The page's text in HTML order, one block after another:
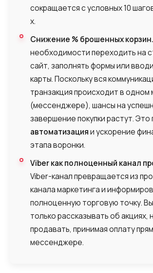
сокращается с условных 10
х.
Снижение % брошенных корзин.
необходимости переходить на
сайт, заполнять формы или
карты. Поскольку вся
транзакция происходит в одном
(мессенджере), шансы на
завершение покупки растут. Это
автоматизацияи ускорение
этапа воронки.
Viber как полноценный канал
Viber-канал превращается из
канала маркетинга и
полноценную торговую точку.
только рассказывать об акциях,
продавать, принимая оплату
мессенджере.